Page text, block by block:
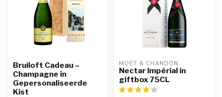
Bruiloft Cadeau –
Champagne in
Gepersonaliseerde
Kist
MOËT & CHANDON
Nectar Impérial in
giftbox 75CL